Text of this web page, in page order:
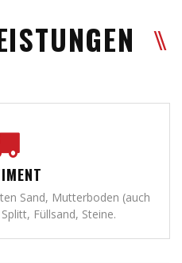
Sand, Mutterboden (auch
Füllsand, Steine.